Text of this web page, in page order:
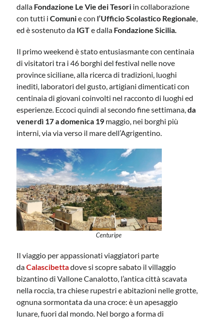
dalla Fondazione Le Vie dei Tesori in collaborazione
con tutti iComunie con l’Ufficio Scolastico Regionale,
ed è sostenuto da IGTe dalla Fondazione Sicilia.
Il primo weekend è stato entusiasmante con centinaia
di visitatori tra i 46 borghi del festival nelle nove
province siciliane, alla ricerca di tradizioni, luoghi
inediti, laboratori del gusto, artigiani dimenticati con
centinaia di giovani coinvolti nel racconto di luoghi ed
esperienze. Eccoci quindi al secondo fine settimana,da
venerdì 17 a domenica 19 maggio, nei borghi più
interni, via via verso il mare dell’Agrigentino.
Centuripe
Il viaggio per appassionati viaggiatori parte
daCalascibettadove si scopre sabato il villaggio
bizantino di Vallone Canalotto, l’antica città scavata
nella roccia, tra chiese rupestri e abitazioni nelle grotte,
ognuna sormontata da una croce: è un apesaggio
lunare, fuori dal mondo. Nel borgo a forma di